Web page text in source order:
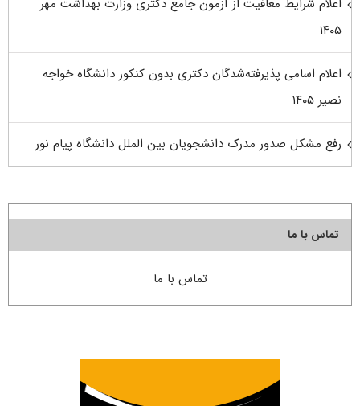
اعلام شرایط معافیت از آزمون جامع دکتری وزارت بهداشت مهر
۱۴۰۵
اعلام اسامی پذیرفته‌شدگان دکتری بدون کنکور دانشگاه خواجه
نصیر ۱۴۰۵
رفع مشکل صدور مدرک دانشجویان بین الملل دانشگاه پیام نور
تماس با ما
تماس با ما